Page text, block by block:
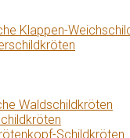
Klappen-
Waldschildkröten
Schildkröten